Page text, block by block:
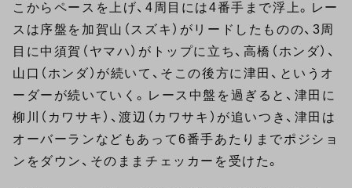
こからペースを上げ、4周目には4番手まで浮上。レー
スは序盤を加賀山（スズキ）がリードしたものの、3周
目に中須賀（ヤマハ）がトップに立ち、高橋（ホンダ）、
山口（ホンダ）が続いて、そこの後方に津田、というオ
ーダーが続いていく。レース中盤を過ぎると、津田に
柳川（カワサキ）、渡辺（カワサキ）が追いつき、津田は
オーバーランなどもあって6番手あたりまでポジショ
ンをダウン、そのままチェッカーを受けた。